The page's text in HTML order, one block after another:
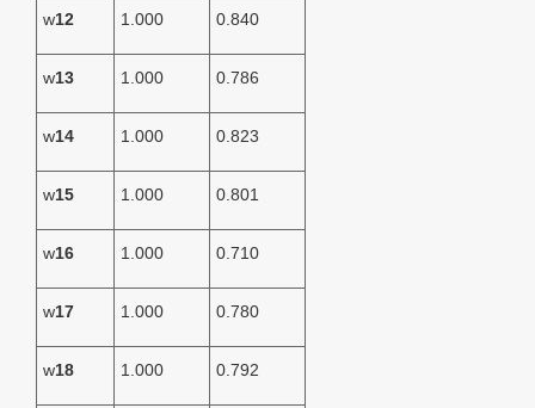
w12 1.000 0.840
w13 1.000 0.786
w14 1.000 0.823
w15 1.000 0.801
w16 1.000 0.710
w17 1.000 0.780
w18 1.000 0.792